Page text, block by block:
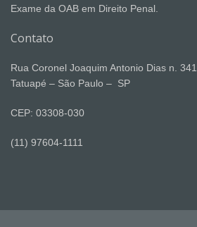
Exame da OAB em Direito Penal.
Contato
Rua Coronel Joaquim Antonio Dias n. 341
Tatuapé – São Paulo – SP
CEP: 03308-030
(11) 97604-1111